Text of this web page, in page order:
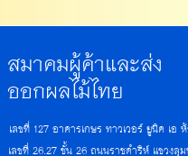
สมาคมผู้ค้าและส่ง
ออกผลไม้ไทย
เลขที่ 127 อาคารเกษร ทาวเวอร์ ยูนิค เอ
เลขที่ 26.27 ชั้น 26 ถนนราชดำริห์ แขวงลุ